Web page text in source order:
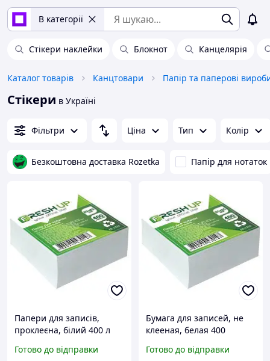
В категорії
Стікери наклейки Блокнот Канцелярія
Каталог товарів Канцтовари Папір та паперові
Стікери в Україні
Фільтри Ціна Тип Колір
Безкоштовна доставка Rozetka Папір для нотаток
Папери для записів,
проклеєна, білий 400 л
Готово до відправки
Бумага для записей, не
клееная, белая 400
Готово до відправки